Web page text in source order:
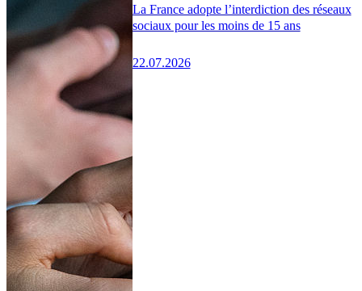
La France adopte l’interdiction des réseaux
sociaux pour les moins de 15 ans
22.07.2026